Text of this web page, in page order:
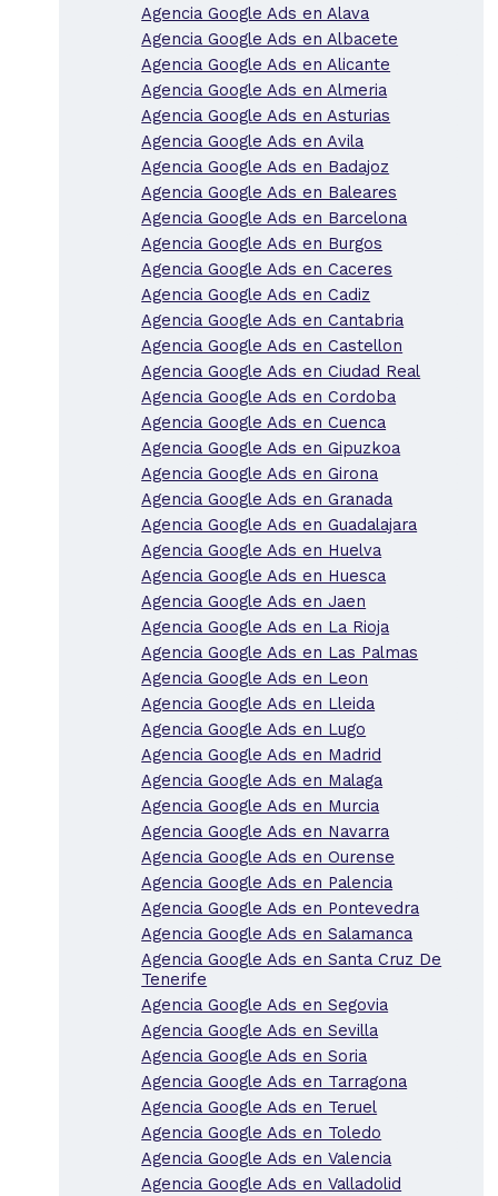
Agencia Google Ads en Alava
Agencia Google Ads en Albacete
Agencia Google Ads en Alicante
Agencia Google Ads en Almeria
Agencia Google Ads en Asturias
Agencia Google Ads en Avila
Agencia Google Ads en Badajoz
Agencia Google Ads en Baleares
Agencia Google Ads en Barcelona
Agencia Google Ads en Burgos
Agencia Google Ads en Caceres
Agencia Google Ads en Cadiz
Agencia Google Ads en Cantabria
Agencia Google Ads en Castellon
Agencia Google Ads en Ciudad Real
Agencia Google Ads en Cordoba
Agencia Google Ads en Cuenca
Agencia Google Ads en Gipuzkoa
Agencia Google Ads en Girona
Agencia Google Ads en Granada
Agencia Google Ads en Guadalajara
Agencia Google Ads en Huelva
Agencia Google Ads en Huesca
Agencia Google Ads en Jaen
Agencia Google Ads en La Rioja
Agencia Google Ads en Las Palmas
Agencia Google Ads en Leon
Agencia Google Ads en Lleida
Agencia Google Ads en Lugo
Agencia Google Ads en Madrid
Agencia Google Ads en Malaga
Agencia Google Ads en Murcia
Agencia Google Ads en Navarra
Agencia Google Ads en Ourense
Agencia Google Ads en Palencia
Agencia Google Ads en Pontevedra
Agencia Google Ads en Salamanca
Agencia Google Ads en Santa Cruz De
Tenerife
Agencia Google Ads en Segovia
Agencia Google Ads en Sevilla
Agencia Google Ads en Soria
Agencia Google Ads en Tarragona
Agencia Google Ads en Teruel
Agencia Google Ads en Toledo
Agencia Google Ads en Valencia
Agencia Google Ads en Valladolid